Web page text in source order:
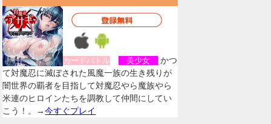
カードバトル 美少女
かつ
て対魔忍に滅ぼされた風魔一族の生き残りが
闇世界の覇者を目指して対魔忍やら魔族やら
米連のヒロインたちを調教して仲間にしてい
こう！。→今すぐプレイ